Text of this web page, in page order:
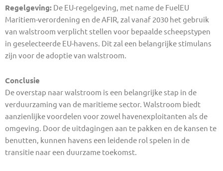
Regelgeving: De EU-regelgeving, met name de FuelEU
Maritiem-verordening en de AFIR, zal vanaf 2030 het gebruik
van walstroom verplicht stellen voor bepaalde scheepstypen
in geselecteerde EU-havens. Dit zal een belangrijke stimulans
zijn voor de adoptie van walstroom.
Conclusie
De overstap naar walstroom is een belangrijke stap in de
verduurzaming van de maritieme sector. Walstroom biedt
aanzienlijke voordelen voor zowel havenexploitanten als de
omgeving. Door de uitdagingen aan te pakken en de kansen te
benutten, kunnen havens een leidende rol spelen in de
transitie naar een duurzame toekomst.